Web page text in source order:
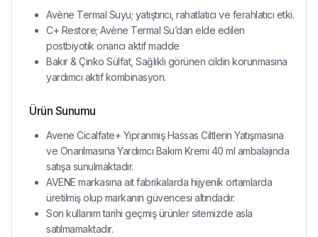
Avène Termal Suyu; yatıştırıcı, rahatlatıcı ve ferahlatıcı etki.
C+ Restore; Avène Termal Su’dan elde edilen
postbiyotik onarıcı aktif madde
Bakır & Çinko Sülfat, Sağlıklı görünen cildin korunmasına
yardımcı aktif kombinasyon.
Ürün Sunumu
Avene Cicalfate+ Yıpranmış Hassas Ciltlerin Yatışmasına
ve Onarılmasına Yardımcı Bakım Kremi 40 ml ambalajında
satışa sunulmaktadır.
AVENE markasına ait fabrikalarda hijyenik ortamlarda
üretilmiş olup markanın güvencesi altındadır.
Son kullanım tarihi geçmiş ürünler sitemizde asla
satılmamaktadır.